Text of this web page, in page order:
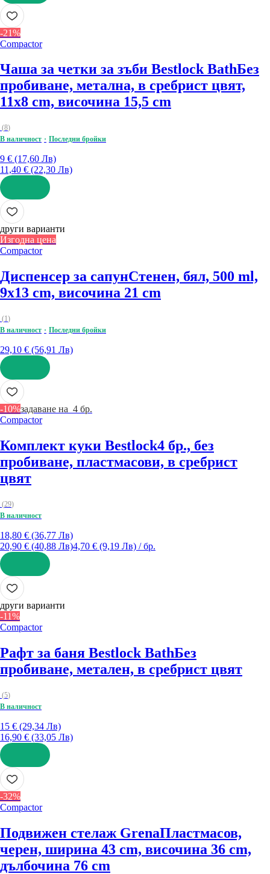
ДОБАВИ
-21%
Compactor
Чаша за четки за зъби Bestlock BathБез
пробиване, метална, в сребрист цвят,
11x8 cm, височина 15,5 cm
(8)
В наличност
Последни бройки
9 € (17,60 Лв)
11,40 € (22,30 Лв)
ДОБАВИ
други варианти
Изгодна цена
Compactor
Диспенсер за сапунСтенен, бял, 500 ml,
9x13 cm, височина 21 cm
(1)
В наличност
Последни бройки
29,10 € (56,91 Лв)
ДОБАВИ
-10%задаване на 4 бр.
Compactor
Комплект куки Bestlock4 бр., без
пробиване, пластмасови, в сребрист
цвят
(29)
В наличност
18,80 € (36,77 Лв)
20,90 € (40,88 Лв)4,70 € (9,19 Лв) / бр.
ДОБАВИ
други варианти
-11%
Compactor
Рафт за баня Bestlock BathБез
пробиване, метален, в сребрист цвят
(5)
В наличност
15 € (29,34 Лв)
16,90 € (33,05 Лв)
ДОБАВИ
-32%
Compactor
Подвижен стелаж GrenaПластмасов,
черен, ширина 43 cm, височина 36 cm,
дълбочина 76 cm